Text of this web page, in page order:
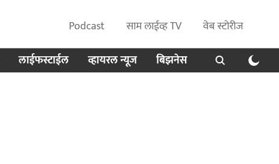
Podcast साम लाईव्ह TV
वेब स्टोरीज
लाईफस्टाईल व्हायरल न्यूज बिझनेस